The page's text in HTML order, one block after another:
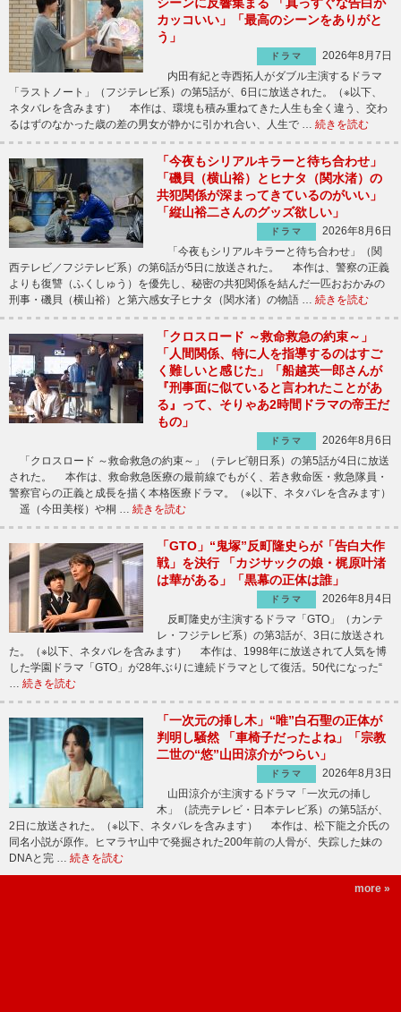
カッコいい」「最高のシーンをありがと
う」
ドラマ
2026年8月7日
内田有紀と寺西拓人がダブル主演するドラマ
「ラストノート」（フジテレビ系）の第5話が、6日に放送された。（※以下、
ネタバレを含みます） 本作は、環境も積み重ねてきた人生も全く違う、交わ
るはずのなかった歳の差の男女が静かに引かれ合い、人生で … 続きを読む
「今夜もシリアルキラーと待ち合わせ」
「磯貝（横山裕）とヒナタ（関水渚）の
共犯関係が深まってきているのがいい」
「縦山裕二さんのグッズ欲しい」
ドラマ
2026年8月6日
「今夜もシリアルキラーと待ち合わせ」（関
西テレビ／フジテレビ系）の第6話が5日に放送された。 本作は、警察の正義
よりも復讐（ふくしゅう）を優先し、秘密の共犯関係を結んだ一匹おおかみの
刑事・磯貝（横山裕）と第六感女子ヒナタ（関水渚）の物語 … 続きを読む
「クロスロード ～救命救急の約束～」
「人間関係、特に人を指導するのはすご
く難しいと感じた」「船越英一郎さんが
『刑事面に似ていると言われたことがあ
る』って、そりゃあ2時間ドラマの帝王だ
もの」
ドラマ
2026年8月6日
「クロスロード ～救命救急の約束～」（テレビ朝日系）の第5話が4日に放送
された。 本作は、救命救急医療の最前線でもがく、若き救命医・救急隊員・
警察官らの正義と成長を描く本格医療ドラマ。（※以下、ネタバレを含みます）
遥（今田美桜）や桐 … 続きを読む
「GTO」“鬼塚”反町隆史らが「告白大作
戦」を決行 「カジサックの娘・梶原叶渚
は華がある」「黒幕の正体は誰」
ドラマ
2026年8月4日
反町隆史が主演するドラマ「GTO」（カンテ
レ・フジテレビ系）の第3話が、3日に放送され
た。（※以下、ネタバレを含みます） 本作は、1998年に放送されて人気を博
した学園ドラマ「GTO」が28年ぶりに連続ドラマとして復活。50代になった“
… 続きを読む
「一次元の挿し木」“唯”白石聖の正体が
判明し騒然 「車椅子だったよね」「宗教
二世の“悠”山田涼介がつらい」
ドラマ
2026年8月3日
山田涼介が主演するドラマ「一次元の挿し
木」（読売テレビ・日本テレビ系）の第5話が、
2日に放送された。（※以下、ネタバレを含みます） 本作は、松下龍之介氏の
同名小説が原作。ヒマラヤ山中で発掘された200年前の人骨が、失踪した妹の
DNAと完 … 続きを読む
more »